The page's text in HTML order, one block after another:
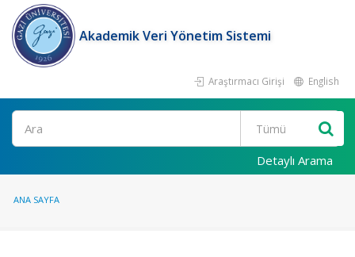
Akademik Veri Yönetim Sistemi
Araştırmacı Girişi English
Ara
Detaylı Arama
ANA SAYFA